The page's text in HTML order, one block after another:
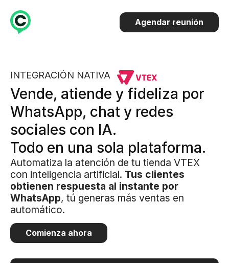
Agendar reunión
INTEGRACIÓN NATIVA
Vende, atiende y fideliza por
WhatsApp, chat y redes
sociales con IA.
Todo en una sola plataforma.
Automatiza la atención de tu tienda VTEX
con inteligencia artificial. Tus clientes
obtienen respuesta al instante por
WhatsApp, tú generas más ventas en
automático.
Comienza ahora